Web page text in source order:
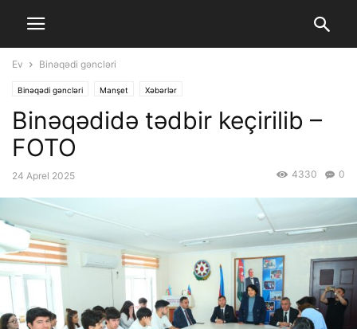
Ev Binəqədi gəncləri
Binəqədi gəncləri Manşet Xəbərlər
Binəqədidə tədbir keçirilib –
FOTO
24 Aprel 2025 0
4330